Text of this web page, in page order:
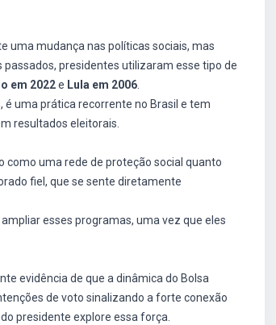
uma mudança nas políticas sociais, mas
presidentes utilizaram esse tipo de
em 2022e Lula em 2006
uma prática recorrente no Brasil e tem
resultados eleitorais.
como uma rede de proteção social quanto
fiel, que se sente diretamente
esses programas, uma vez que eles
evidência de que a dinâmica do Bolsa
de voto sinalizando a forte conexão
presidente explore essa força.